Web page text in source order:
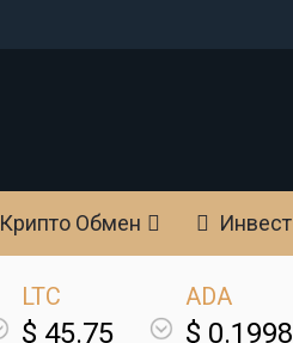
Крипто Обмен Инвест
LTC
$ 45.75
ADA
$ 0.1998